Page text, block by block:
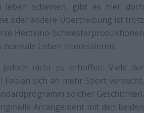
scheinen, gibt es hier doch
oder andere Übertreibung ist trotz
Herzkino-Schwesterproduktionen
normale Leben interessieren.
nicht zu erhoffen. Viele der
Fabian sich an mehr Sport versucht,
solcher Geschichten.
Arrangement mit den beiden